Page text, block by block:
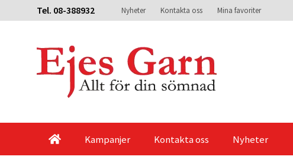
Tel. 08-388932 Nyheter Kontakta oss Mina favoriter
Kampanjer Kontakta oss Nyheter